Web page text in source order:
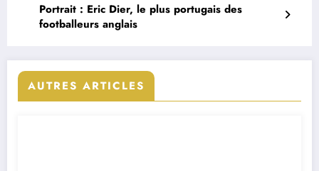
Portrait : Eric Dier, le plus portugais des
footballeurs anglais
AUTRES ARTICLES